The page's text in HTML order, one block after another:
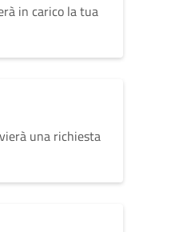
in carico la tua
una richiesta